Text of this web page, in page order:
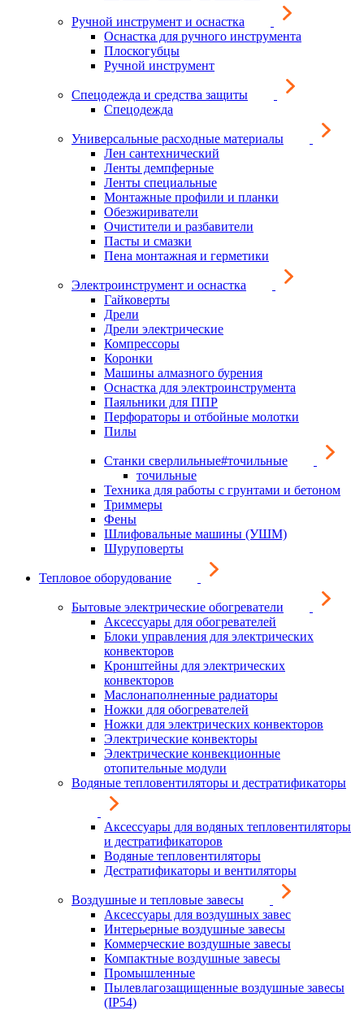
Ручной инструмент и оснастка
Оснастка для ручного инструмента
Плоскогубцы
Ручной инструмент
Спецодежда и средства защиты
Спецодежда
Универсальные расходные материалы
Лен сантехнический
Ленты демпферные
Ленты специальные
Монтажные профили и планки
Обезжириватели
Очистители и разбавители
Пасты и смазки
Пена монтажная и герметики
Электроинструмент и оснастка
Гайковерты
Дрели
Дрели электрические
Компрессоры
Коронки
Машины алмазного бурения
Оснастка для электроинструмента
Паяльники для ППР
Перфораторы и отбойные молотки
Пилы
Станки сверлильные#точильные
точильные
Техника для работы с грунтами и бетоном
Триммеры
Фены
Шлифовальные машины (УШМ)
Шуруповерты
Тепловое оборудование
Бытовые электрические обогреватели
Аксессуары для обогревателей
Блоки управления для электрических
конвекторов
Кронштейны для электрических
конвекторов
Маслонаполненные радиаторы
Ножки для обогревателей
Ножки для электрических конвекторов
Электрические конвекторы
Электрические конвекционные
отопительные модули
Водяные тепловентиляторы и дестратификаторы
Аксессуары для водяных тепловентиляторы
и дестратификаторов
Водяные тепловентиляторы
Дестратификаторы и вентиляторы
Воздушные и тепловые завесы
Аксессуары для воздушных завес
Интерьерные воздушные завесы
Коммерческие воздушные завесы
Компактные воздушные завесы
Промышленные
Пылевлагозащищенные воздушные завесы
(IP54)